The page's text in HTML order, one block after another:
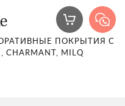
ПОКРЫТИЯ С
MILQ